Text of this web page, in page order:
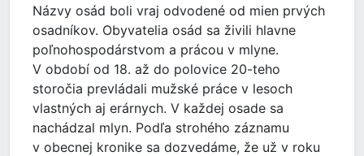
Názvy osád boli vraj odvodené od mien prvých
osadníkov. Obyvatelia osád sa živili hlavne
poľnohospodárstvom a prácou v mlyne.
V období od 18. až do polovice 20-teho
storočia prevládali mužské práce v lesoch
vlastných aj erárnych. V každej osade sa
nachádzal mlyn. Podľa strohého záznamu
v obecnej kronike sa dozvedáme, že už v roku